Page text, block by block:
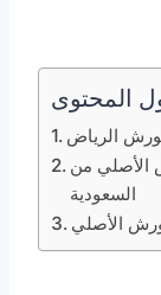
المحتوى
الرياض
الأصلي من
السعودية
الأصلي